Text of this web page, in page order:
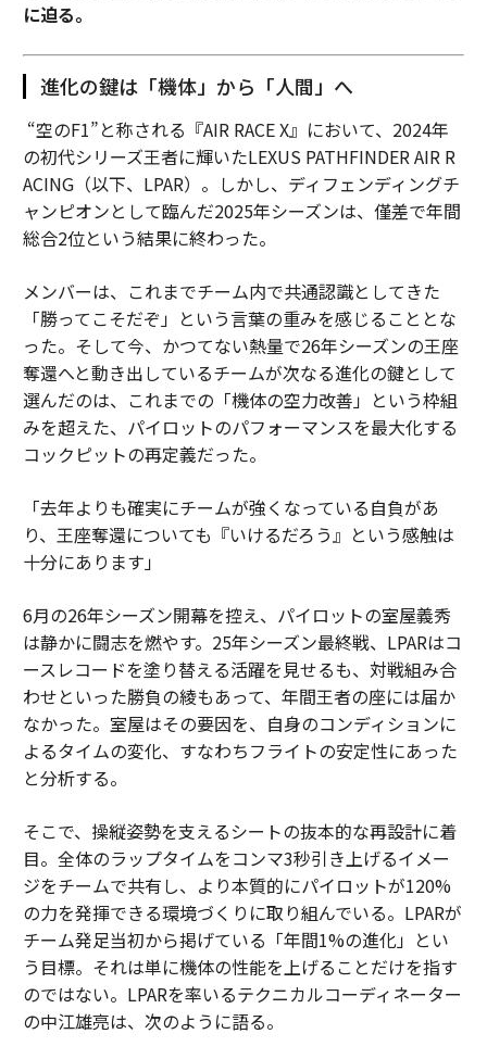
に迫る。
進化の鍵は「機体」から「人間」へ
“空のF1”と称される『AIR RACE X』において、2024年
の初代シリーズ王者に輝いたLEXUS PATHFINDER AIR R
ACING（以下、LPAR）。しかし、ディフェンディングチ
ャンピオンとして臨んだ2025年シーズンは、僅差で年間
総合2位という結果に終わった。
メンバーは、これまでチーム内で共通認識としてきた
「勝ってこそだぞ」という言葉の重みを感じることとな
った。そして今、かつてない熱量で26年シーズンの王座
奪還へと動き出しているチームが次なる進化の鍵として
選んだのは、これまでの「機体の空力改善」という枠組
みを超えた、パイロットのパフォーマンスを最大化する
コックピットの再定義だった。
「去年よりも確実にチームが強くなっている自負があ
り、王座奪還についても『いけるだろう』という感触は
十分にあります」
6月の26年シーズン開幕を控え、パイロットの室屋義秀
は静かに闘志を燃やす。25年シーズン最終戦、LPARはコ
ースレコードを塗り替える活躍を見せるも、対戦組み合
わせといった勝負の綾もあって、年間王者の座には届か
なかった。室屋はその要因を、自身のコンディションに
よるタイムの変化、すなわちフライトの安定性にあった
と分析する。
そこで、操縦姿勢を支えるシートの抜本的な再設計に着
目。全体のラップタイムをコンマ3秒引き上げるイメー
ジをチームで共有し、より本質的にパイロットが120%
の力を発揮できる環境づくりに取り組んでいる。LPARが
チーム発足当初から掲げている「年間1%の進化」とい
う目標。それは単に機体の性能を上げることだけを指す
のではない。LPARを率いるテクニカルコーディネーター
の中江雄亮は、次のように語る。